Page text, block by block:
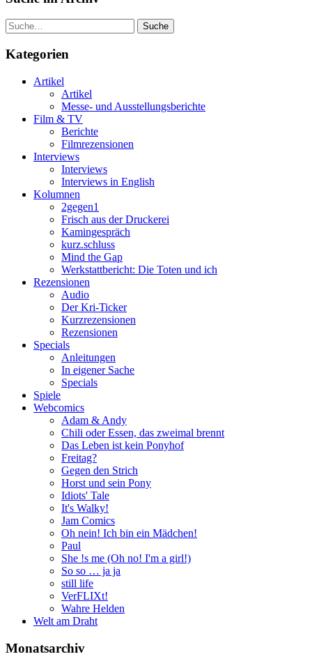
Suche
Kategorien
Artikel
Artikel
Messe- und Ausstellungsberichte
Film & TV
Berichte
Filmrezensionen
Interviews
Interviews
Interviews in English
Kolumnen
2gegen1
Frisch aus der Druckerei
Kamingespräch
kurz.schluss
Mind the Gap
Werkstattbericht: Die Toten und ich
Rezensionen
Audio
Der Kri-Ticker
Kurzrezensionen
Rezensionen
Specials
Anleitungen
In eigener Sache
Specials
Spiele
Webcomics
Adam & Andy
Chili oder Essen, das zweimal brennt
Das Leben ist kein Ponyhof
Freitag?
Gegen den Strich
Horst und sein Pony
Idiots' Tale
It's Walky!
Jam Comics
Oh nein! Ich bin ein Mädchen!
Paul
She !s me (Oh no! I'm a girl!)
So so … ja ja
still life
VerFLIXt!
Wahre Helden
Welt am Draht
Monatsarchiv